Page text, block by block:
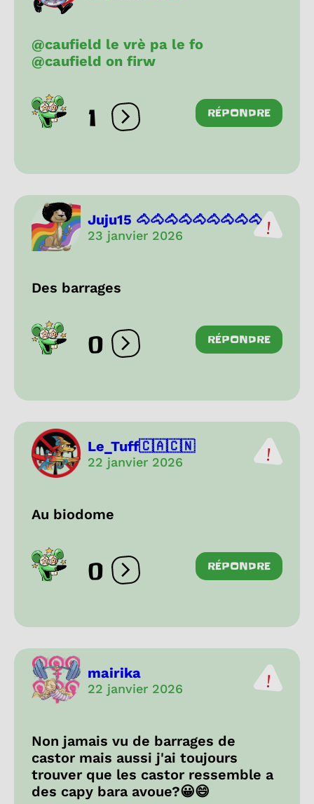
@caufield le vrè pa le fo
@caufield on firw
1 Ouvrir les réactions
RÉPONDRE
Juju15 🐴🐴🐴🐴🐴🐴🐴🐴🐴...
23 janvier 2026
Des barrages
0 Ouvrir les réactions
RÉPONDRE
Le_Tuff🇨🇦🇨🇳
22 janvier 2026
Au biodome
0 Ouvrir les réactions
RÉPONDRE
mairika
22 janvier 2026
Non jamais vu de barrages de
castor mais aussi j'ai toujours
trouver que les castor ressemble a
des capy bara avoue?😀😄